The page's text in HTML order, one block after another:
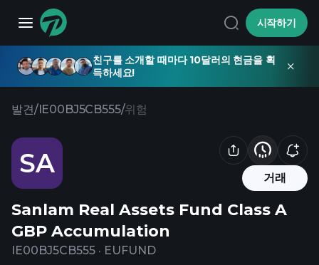
시작하기
친구를 소개할 때마다 10달러의 현금을 획
득하세요!
발견/IE00BJ5CB555/위험
SA 거래
Sanlam Real Assets Fund Class A
GBP Accumulation
IE00BJ5CB555 · EUFUND